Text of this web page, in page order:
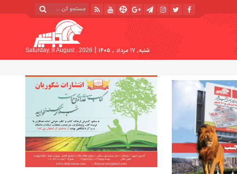
شنبه, ۱۷ مرداد , ۱۴۰۵ |
Saturday, 8 August , 2026